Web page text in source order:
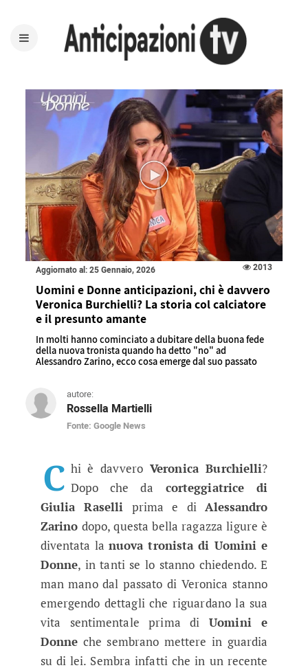
Aggiornato al: 25 Gennaio, 2026 2013
Uomini e Donne anticipazioni, chi è davvero
Veronica Burchielli? La storia col calciatore
e il presunto amante
In molti hanno cominciato a dubitare della buona fede
della nuova tronista quando ha detto "no" ad
Alessandro Zarino, ecco cosa emerge dal suo passato
autore:
Rossella Martielli
Fonte: Google News
Uomini e Donne anticipazioni,
C hi è davveroVeronica Burchielli?
Dopo che da corteggiatrice di
Giulia Raselli prima e diAlessandro
Zarino dopo, questa bella ragazza ligure è
diventata la nuova tronista di Uomini e
Donne, in tanti se lo stanno chiedendo. E
man mano dal passato di Veronica stanno
emergendo dettagli che riguardano la sua
vita sentimentale prima diUomini e
Donne che sembrano mettere in guardia
su di lei. Sembra infatti che in un recente